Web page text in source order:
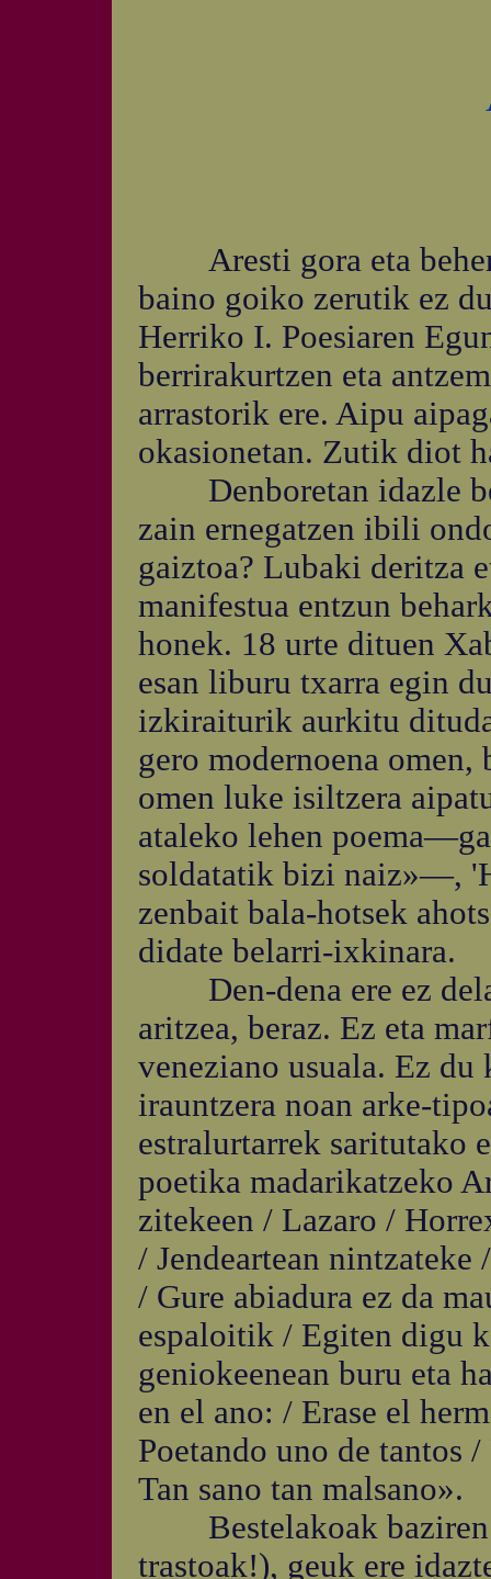
Aresti gora eta
baino goiko zerutik ez
Herriko I. Poesiaren
berrirakurtzen eta
arrastorik ere. Aipu
okasionetan. Zutik diot
Denboretan idazle
zain ernegatzen ibili
gaiztoa? Lubaki deritza
manifestua entzun
honek. 18 urte dituen
esan liburu txarra egin
izkiraiturik aurkitu
gero modernoena
omen luke isiltzera
ataleko lehen
soldatatik bizi naiz»—,
zenbait bala-hotsek
didate belarri-ixkinara.
Den-dena ere ez dela
aritzea, beraz. Ez eta
veneziano usuala. Ez
irauntzera noan arke-
estralurtarrek saritutako
poetika madarikatzeko
zitekeen / Lazaro /
/ Jendeartean
/ Gure abiadura ez da
espaloitik / Egiten digu
geniokeenean buru eta
en el ano: / Erase el
Poetando uno de tantos
Tan sano tan malsano».
Bestelakoak baziren
trastoak!), geuk ere